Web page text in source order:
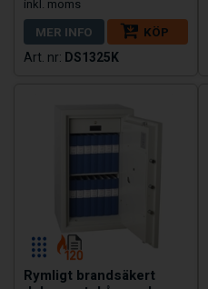
MER INFO
KÖP
DS1325K
Rymligt brandsäkert